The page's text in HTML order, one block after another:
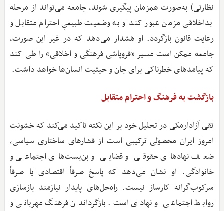
نظارتی) به‌صورت همزمان پیگیری شوند، جامعه می‌تواند از مرحله
بداخلاقی مزمن عبور کند و به وضعیت طبیعیِ احترام متقابل و
رعایت قانون بازگردد. او هشدار می‌دهد که در غیر این صورت،
جامعه ممکن است مسیر «فروپاشی فرهنگی و اخلاقی» را طی کند
که پیامدهای خطرناکی برای جان و حیثیت انسان‌ها خواهد داشت.
بازگشت به فرهنگ و احترام متقابل
تقی آزاد‌ارمکی در تحلیل خود بر این نکته تاکید می‌کند که خشونت
امروز ایران محصولی ترکیبی است از فشارهای ساختاری سیاسی،
ضعف نهادهای حقوقی و قضایی و بن‌بست‌های اجتماعی و
خانوادگی. او نشان می‌دهد که پاسخ صرفاً اقتصادی یا صرفاً
سرکوب‌گرانه کارساز نیست. راه‌حل‌های پایدار نیازمند بازسازی
روابط اجتماعی و نهادی است. بازگرداندن فرهنگ مهربانی و